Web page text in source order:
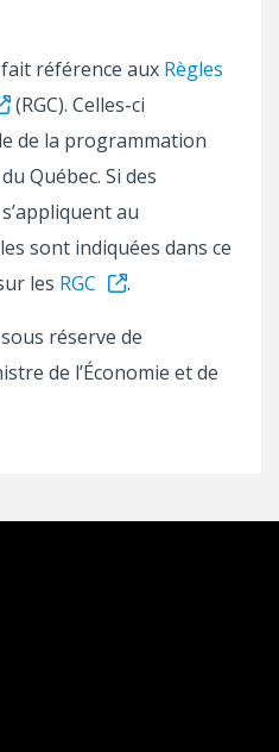
référence aux Règles
(RGC). Celles-ci
de la programmation
Québec. Si des
au
sont indiquées dans ce
les RGC .
réserve de
de l’Économie et de